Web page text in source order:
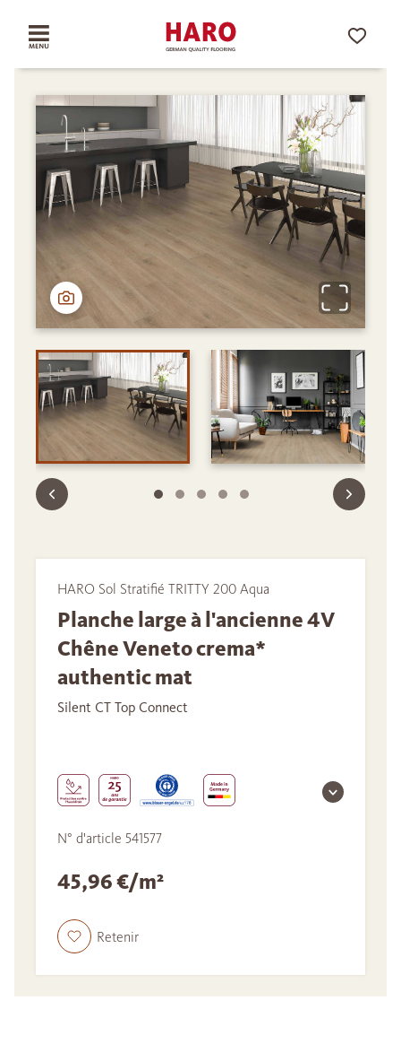
HARO Sol Stratifié TRITTY 200 Aqua
Planche large à l'ancienne 4V
Chêne Veneto crema*
authentic mat
Silent CT Top Connect
N° d'article 541577
45,96 €/m²
Retenir